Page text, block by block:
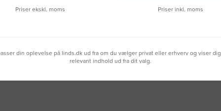
–se oversigten her
Priser ekskl. moms Priser inkl. moms
din oplevelse på linds.dk ud fra om du vælger privat eller erhverv og viser
relevant indhold ud fra dit valg.